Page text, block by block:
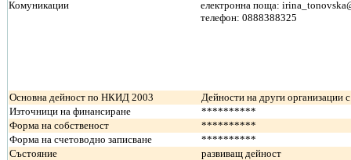
Комуникации
електронна поща:
телефон: 0888388325
Основна дейност по НКИД 2003
Дейности на други организации
Източници на финансиране
**********
Форма на собственост
**********
Форма на счетоводно записване
**********
Състояние
развиващ дейност